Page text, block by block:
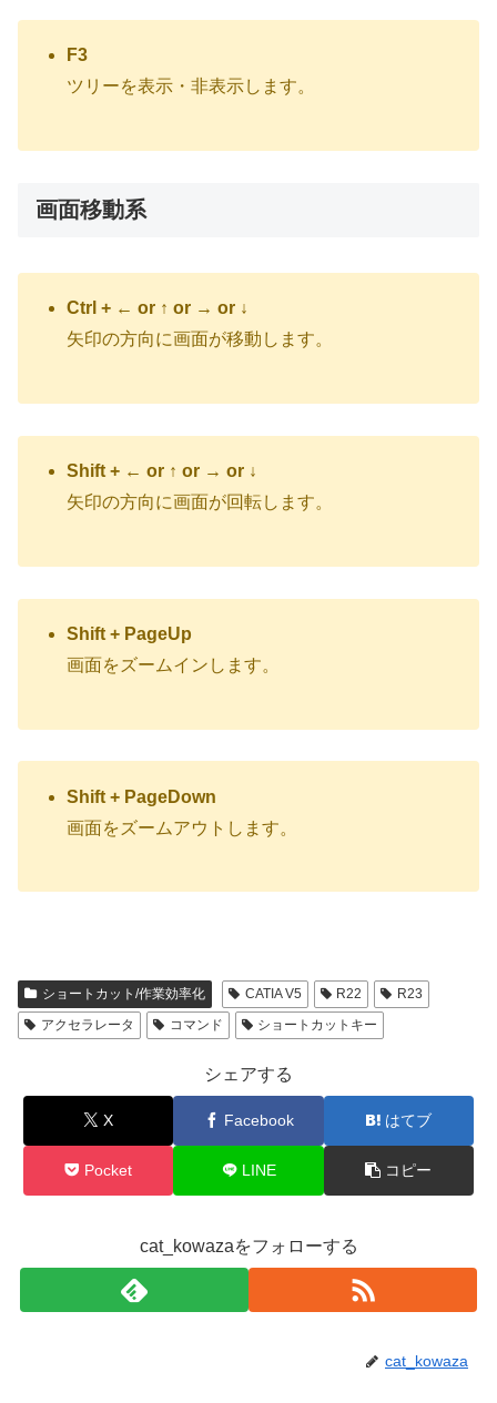
F3
ツリーを表示・非表示します。
画面移動系
Ctrl + ← or ↑ or → or ↓
矢印の方向に画面が移動します。
Shift + ← or ↑ or → or ↓
矢印の方向に画面が回転します。
Shift + PageUp
画面をズームインします。
Shift + PageDown
画面をズームアウトします。
ショートカット/作業効率化 CATIA V5 R22
R23
アクセラレータ
コマンド ショートカットキー
シェアする
X Facebook はてブ
Pocket LINE コピー
cat_kowazaをフォローする
cat_kowaza